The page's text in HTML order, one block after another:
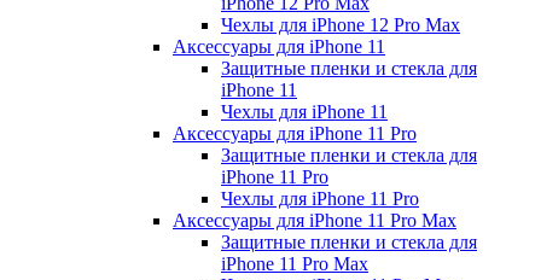
Чехлы для iPhone 12 Pro Max
Аксессуары для iPhone 11
Защитные пленки и стекла для
iPhone 11
Чехлы для iPhone 11
Аксессуары для iPhone 11 Pro
Защитные пленки и стекла для
iPhone 11 Pro
Чехлы для iPhone 11 Pro
Аксессуары для iPhone 11 Pro Max
Защитные пленки и стекла для
iPhone 11 Pro Max